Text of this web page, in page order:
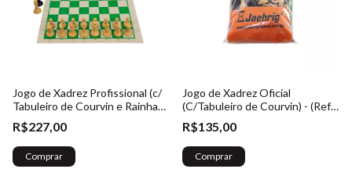
Jogo de Xadrez Profissional (c/
Tabuleiro de Courvin e Rainhas
Extras) - (Ref. 010)
R$227,00
Comprar
Jogo de Xadrez Oficial
(C/Tabuleiro de Courvin) - (Ref.
003)
R$135,00
Comprar